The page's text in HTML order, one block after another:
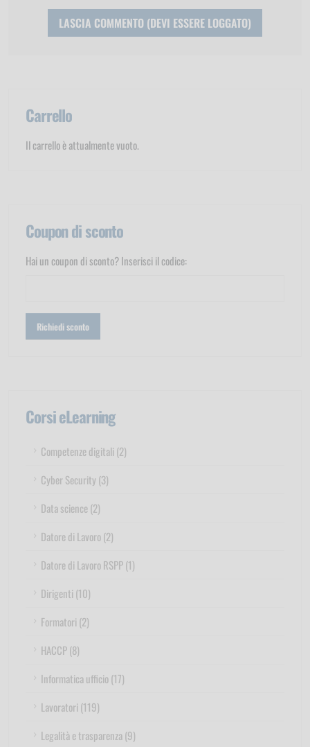
Carrello
Il carrello è attualmente vuoto.
Coupon di sconto
Hai un coupon di sconto? Inserisci il codice:
Corsi eLearning
Competenze digitali (2)
Cyber Security (3)
Data science (2)
Datore di Lavoro (2)
Datore di Lavoro RSPP (1)
Dirigenti (10)
Formatori (2)
HACCP (8)
Informatica ufficio (17)
Lavoratori (119)
Legalità e trasparenza (9)